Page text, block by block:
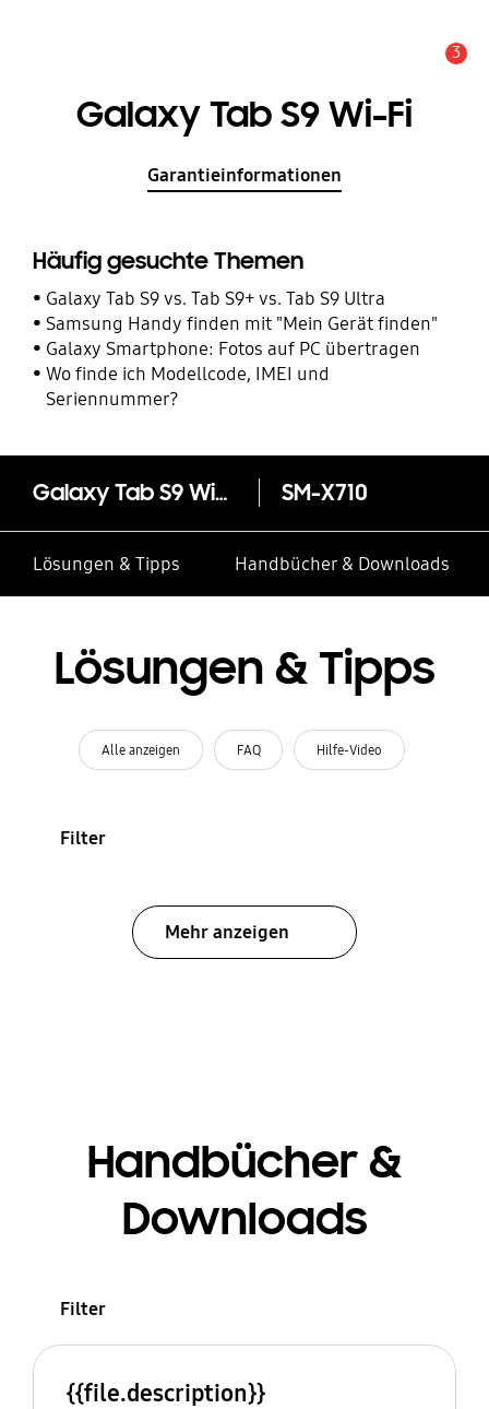
3
Galaxy Tab S9 Wi-Fi
Garantieinformationen
Häufig gesuchte Themen
Galaxy Tab S9 vs. Tab S9+ vs. Tab S9 Ultra
Samsung Handy finden mit "Mein Gerät finden"
Galaxy Smartphone: Fotos auf PC übertragen
Wo finde ich Modellcode, IMEI und
Seriennummer?
Galaxy Tab S9 Wi-Fi SM-X710
Lösungen & Tipps Handbücher & Downloads
Lösungen & Tipps
Alle anzeigen FAQ Hilfe-Video
Filter
Mehr anzeigen
Handbücher &
Downloads
Filter
{{file.description}}